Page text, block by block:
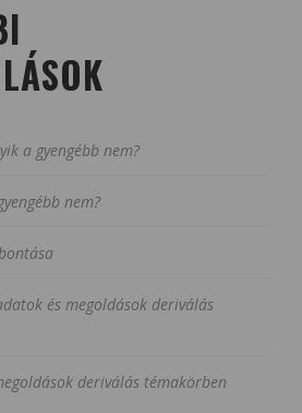
a gyengébb nem?
nem?
és megoldások deriválás
deriválás témakörben